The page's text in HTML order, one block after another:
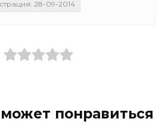
28-09-2014
понравиться